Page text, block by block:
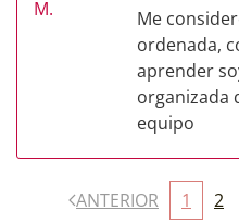
Me
ordenada,
aprender
organizada
equipo
ANTERIOR 1 2